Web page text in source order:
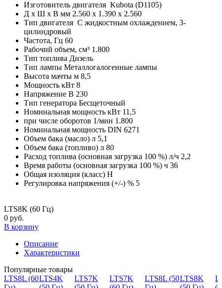
Изготовитель двигателя Kubota (D1105)
Д x Ш x В мм 2.560 x 1.390 x 2.560
Тип двигателя С жидкостным охлаждением, 3-
цилиндровый
Частота, Гц 60
Рабочий объем, см³ 1.800
Тип топлива Дизель
Тип лампы Металлогалогенные лампы
Высота мачты м 8,5
Мощность кВт 8
Напряжение В 230
Тип генератора Бесщеточный
Номинальная мощность кВт 11,5
при числе оборотов 1/мин 1.800
Номинальная мощность DIN 6271
Объем бака (масло) л 5,1
Объем бака (топливо) л 80
Расход топлива (основная загрузка 100 %) л/ч 2,2
Время работы (основная загрузка 100 %) ч 36
Общая изоляция (класс) H
Регулировка напряжения (+/-) % 5
LTS8K (60 Гц)
0 руб.
В корзину
Описание
Характеристики
Популярные товары
LTS8L (60LTS4K
LTS7K
LTS7K
LTS8L (50LTS8K